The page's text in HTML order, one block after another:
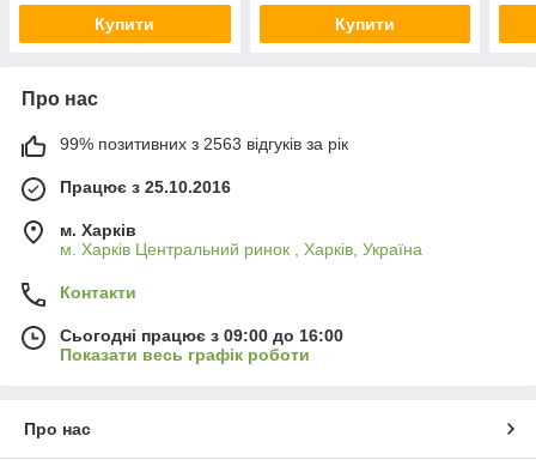
Купити Купити
Про нас
99% позитивних з 2563 відгуків за рік
Працює з 25.10.2016
м. Харків
м. Харків Центральний ринок , Харків, Україна
Контакти
Сьогодні працює з 09:00 до 16:00
Показати весь графік роботи
Про нас